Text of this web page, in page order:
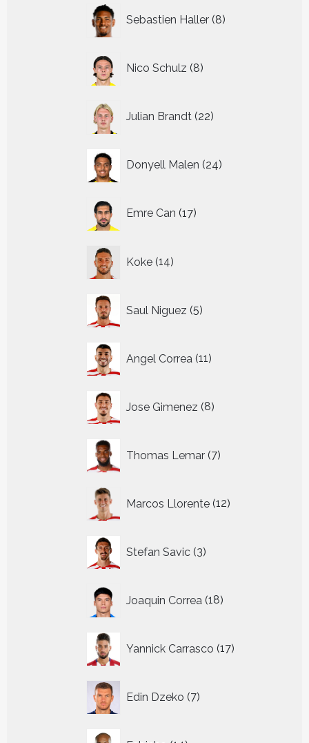
Sebastien Haller 8
producten
Nico Schulz 8
producten
Julian Brandt 22
producten
Donyell Malen 24
producten
Emre Can 17
producten
Koke 14
producten
Saul Niguez 5
producten
Angel Correa 11
producten
Jose Gimenez 8
producten
Thomas Lemar 7
producten
Marcos Llorente 12
producten
Stefan Savic 3
producten
Joaquin Correa 18
producten
Yannick Carrasco 17
producten
Edin Dzeko 7
producten